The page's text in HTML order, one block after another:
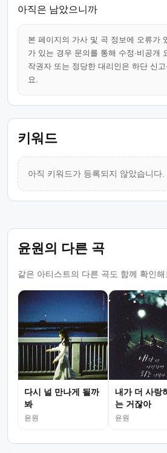
아직은 남았으니까
본 페이지의 가사 및 곡 정보에 오류가
가 있는 경우 문의를 통해 수정·비공개
작권자 또는 정당한 대리인은 하단 신
요.
키워드
아직 키워드가 등록되지 않았습니다.
윤원의 다른 곡
같은 아티스트의 다른 곡도 함께 확인해
다시 널 만나게 될까
봐
윤원
내가 더 사랑
는 거잖아
윤원